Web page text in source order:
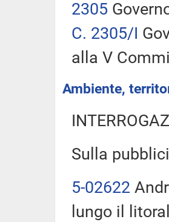
2305
C. 2305/I
alla V
Ambiente,
Sulla
5-02622
lungo il